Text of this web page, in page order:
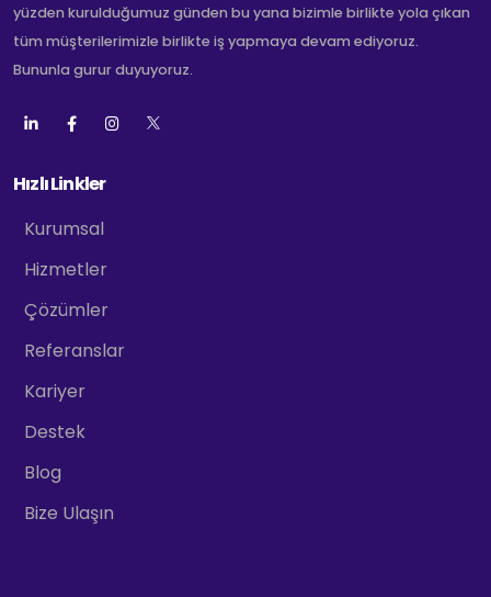
yüzden kurulduğumuz günden bu yana bizimle birlikte yola çıkan
tüm müşterilerimizle birlikte iş yapmaya devam ediyoruz.
Bununla gurur duyuyoruz.
Hızlı Linkler
Kurumsal
Hizmetler
Çözümler
Referanslar
Kariyer
Destek
Blog
Bize Ulaşın